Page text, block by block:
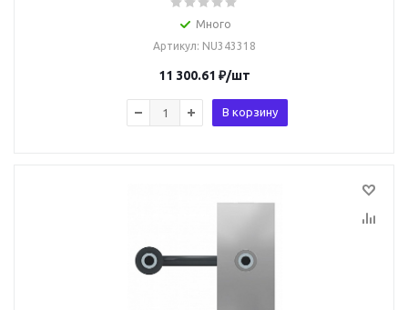
Много
Артикул: NU343318
11 300.61 ₽/шт
В корзину